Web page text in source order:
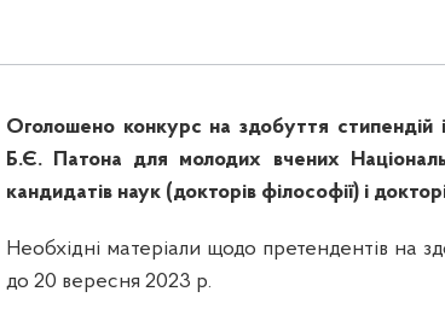
Оголошено конкурс на здобуття стипендій
Б.Є. Патона для молодих вчених
кандидатів наук (докторів філософії) і
Необхідні матеріали щодо претендентів на
до 20 вересня 2023 р.